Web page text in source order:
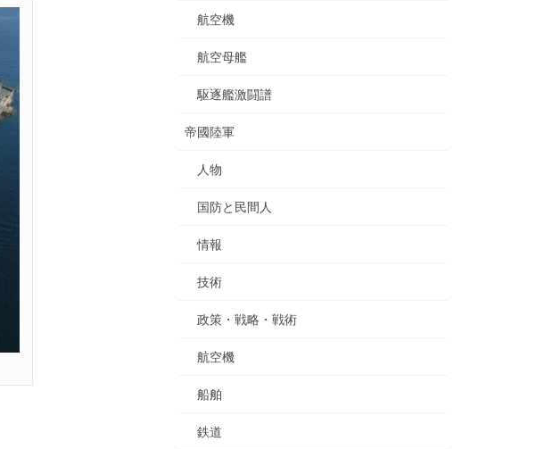
航空機
航空母艦
駆逐艦激闘譜
帝國陸軍
人物
国防と民間人
情報
技術
政策・戦略・戦術
航空機
船舶
鉄道